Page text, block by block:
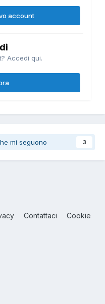
account
Accedi qui.
mi seguono 3
Contattaci Cookie